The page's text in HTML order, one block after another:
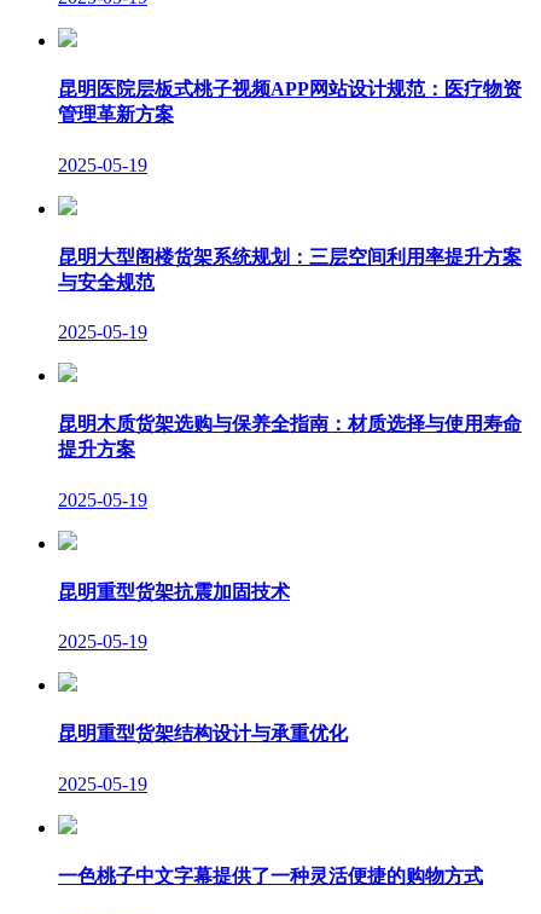
昆明医院层板式桃子视频APP网站设计规范：医疗物资
管理革新方案
2025-05-19
昆明大型阁楼货架系统规划：三层空间利用率提升方案
与安全规范
2025-05-19
昆明木质货架选购与保养全指南：材质选择与使用寿命
提升方案
2025-05-19
昆明重型货架抗震加固技术
2025-05-19
昆明重型货架结构设计与承重优化
2025-05-19
一色桃子中文字幕提供了一种灵活便捷的购物方式